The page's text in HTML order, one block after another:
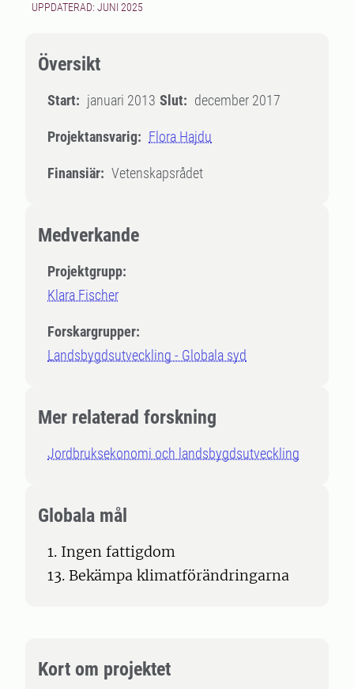
UPPDATERAD: JUNI 2025
Översikt
Start: januari 2013 Slut: december 2017
Projektansvarig: Flora Hajdu
Finansiär: Vetenskapsrådet
Medverkande
Projektgrupp:
Klara Fischer
Forskargrupper:
Landsbygdsutveckling - Globala syd
Mer relaterad forskning
Jordbruksekonomi och landsbygdsutveckling
Globala mål
1. Ingen fattigdom
13. Bekämpa klimatförändringarna
Kort om projektet